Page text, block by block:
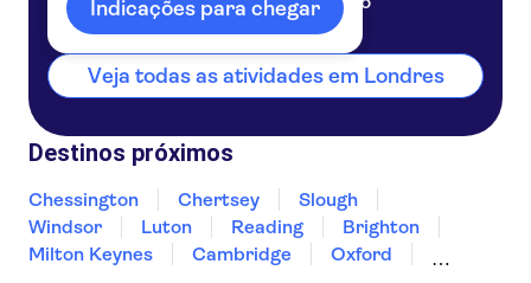
Indicações para chegar
Veja todas as atividades em Londres
Destinos próximos
Chessington Chertsey
Slough
Windsor
Luton Reading
Brighton
Milton Keynes
Cambridge
Oxford